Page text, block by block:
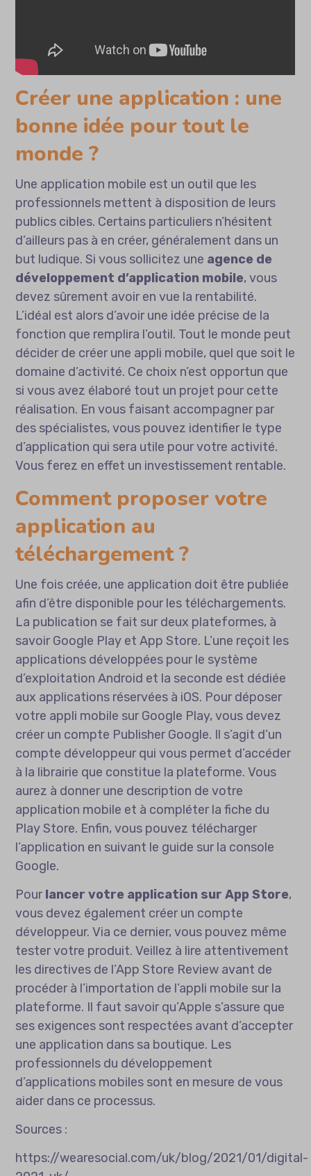
Créer une application : une
bonne idée pour tout le
monde ?
Une application mobile est un outil que les
professionnels mettent à disposition de leurs
publics cibles. Certains particuliers n’hésitent
d’ailleurs pas à en créer, généralement dans un
but ludique. Si vous sollicitez une agence de
développement d’application mobile, vous
devez sûrement avoir en vue la rentabilité.
L’idéal est alors d’avoir une idée précise de la
fonction que remplira l’outil. Tout le monde peut
décider de créer une appli mobile, quel que soit le
domaine d’activité. Ce choix n’est opportun que
si vous avez élaboré tout un projet pour cette
réalisation. En vous faisant accompagner par
des spécialistes, vous pouvez identifier le type
d’application qui sera utile pour votre activité.
Vous ferez en effet un investissement rentable.
Comment proposer votre
application au
téléchargement ?
Une fois créée, une application doit être publiée
afin d’être disponible pour les téléchargements.
La publication se fait sur deux plateformes, à
savoir Google Play et App Store. L’une reçoit les
applications développées pour le système
d’exploitation Android et la seconde est dédiée
aux applications réservées à iOS. Pour déposer
votre appli mobile sur Google Play, vous devez
créer un compte Publisher Google. Il s’agit d’un
compte développeur qui vous permet d’accéder
à la librairie que constitue la plateforme. Vous
aurez à donner une description de votre
application mobile et à compléter la fiche du
Play Store. Enfin, vous pouvez télécharger
l’application en suivant le guide sur la console
Google.
Pourlancer votre application sur App Store,
vous devez également créer un compte
développeur. Via ce dernier, vous pouvez même
tester votre produit. Veillez à lire attentivement
les directives de l’App Store Review avant de
procéder à l’importation de l’appli mobile sur la
plateforme. Il faut savoir qu’Apple s’assure que
ses exigences sont respectées avant d’accepter
une application dans sa boutique. Les
professionnels du développement
d’applications mobiles sont en mesure de vous
aider dans ce processus.
Sources :
https://wearesocial.com/uk/blog/2021/01/digital-